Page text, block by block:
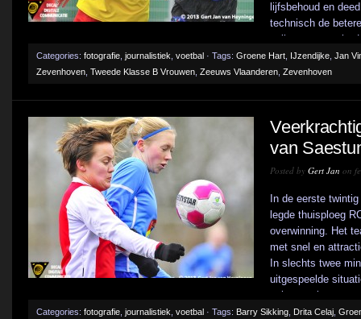
lijfsbehoud en
technisch de
volkomen terecht.
Categories: fotografie journalistiek voetbal · Tags: Groene Hart IJzendijke Jan
Zevenhoven Tweede Klasse B Vrouwen Zeeuws Vlaanderen Zevenhoven
van
Posted by Gert Jan on
In de eerste
legde thuisploeg
overwinning. Het
met snel en
In slechts twee
uitgespeelde
achtste minuut
Categories: fotografie journalistiek voetbal · Tags: Barry Sikking Drita Celaj